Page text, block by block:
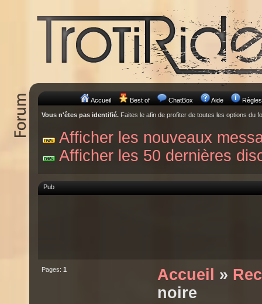
Accueil Best of ChatBox Aide Règles
Vous n'êtes pas identifié. Faites le afin de profiter de toutes les options du
Afficher les nouveaux
Afficher les 50 dernières
Pub
Pages: 1 Accueil »
noire